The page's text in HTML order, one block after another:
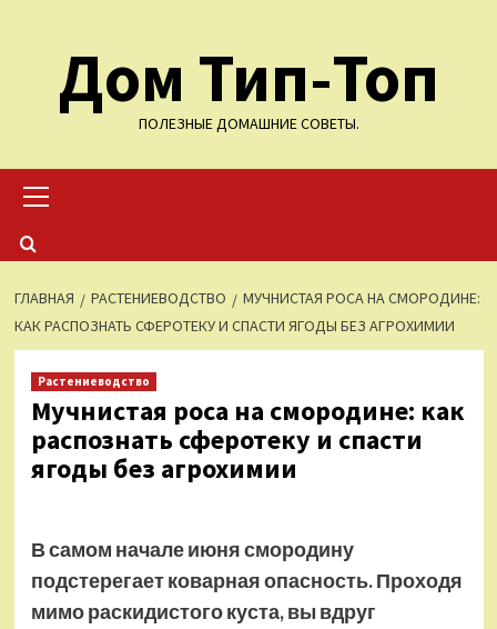
содержимомуДом Тип-Топ
ПОЛЕЗНЫЕ ДОМАШНИЕ СОВЕТЫ.
меню
ГЛАВНАЯ РАСТЕНИЕВОДСТВО
МУЧНИСТАЯ РОСА НА СМОРОДИНЕ:
КАК РАСПОЗНАТЬ СФЕРОТЕКУ И СПАСТИ ЯГОДЫ БЕЗ АГРОХИМИИ
Растениеводство
Мучнистая роса на смородине: как
распознать сферотеку и спасти
ягоды без агрохимии
В самом начале июня смородину
подстерегает коварная опасность. Проходя
мимо раскидистого куста, вы вдруг